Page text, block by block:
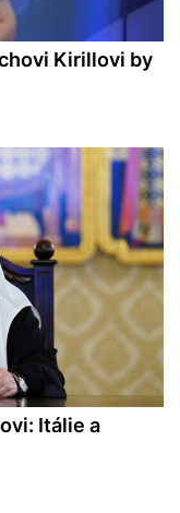
Kirillovi by
Itálie a